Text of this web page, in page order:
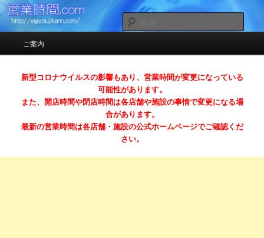
営業時間.com （スマホ対応）
お店の営業時間（開店時間＆閉店時間）ガイドサイト
索
メインコンテンツへ移動
サブコンテンツへ移動
ご案内
新型コロナウイルスの影響もあり、営業時間が変更になっている
可能性があります。
また、開店時間や閉店時間は各店舗や施設の事情で変更になる場
合があります。
最新の営業時間は各店舗・施設の公式ホームページでご確認くだ
さい。